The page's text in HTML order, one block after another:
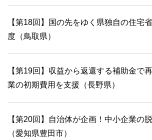
【第18回】国の先をゆく県独自の住宅
度（鳥取県）
【第19回】収益から返還する補助金で
業の初期費用を支援（長野県）
【第20回】自治体が企画！中小企業の
（愛知県豊田市）